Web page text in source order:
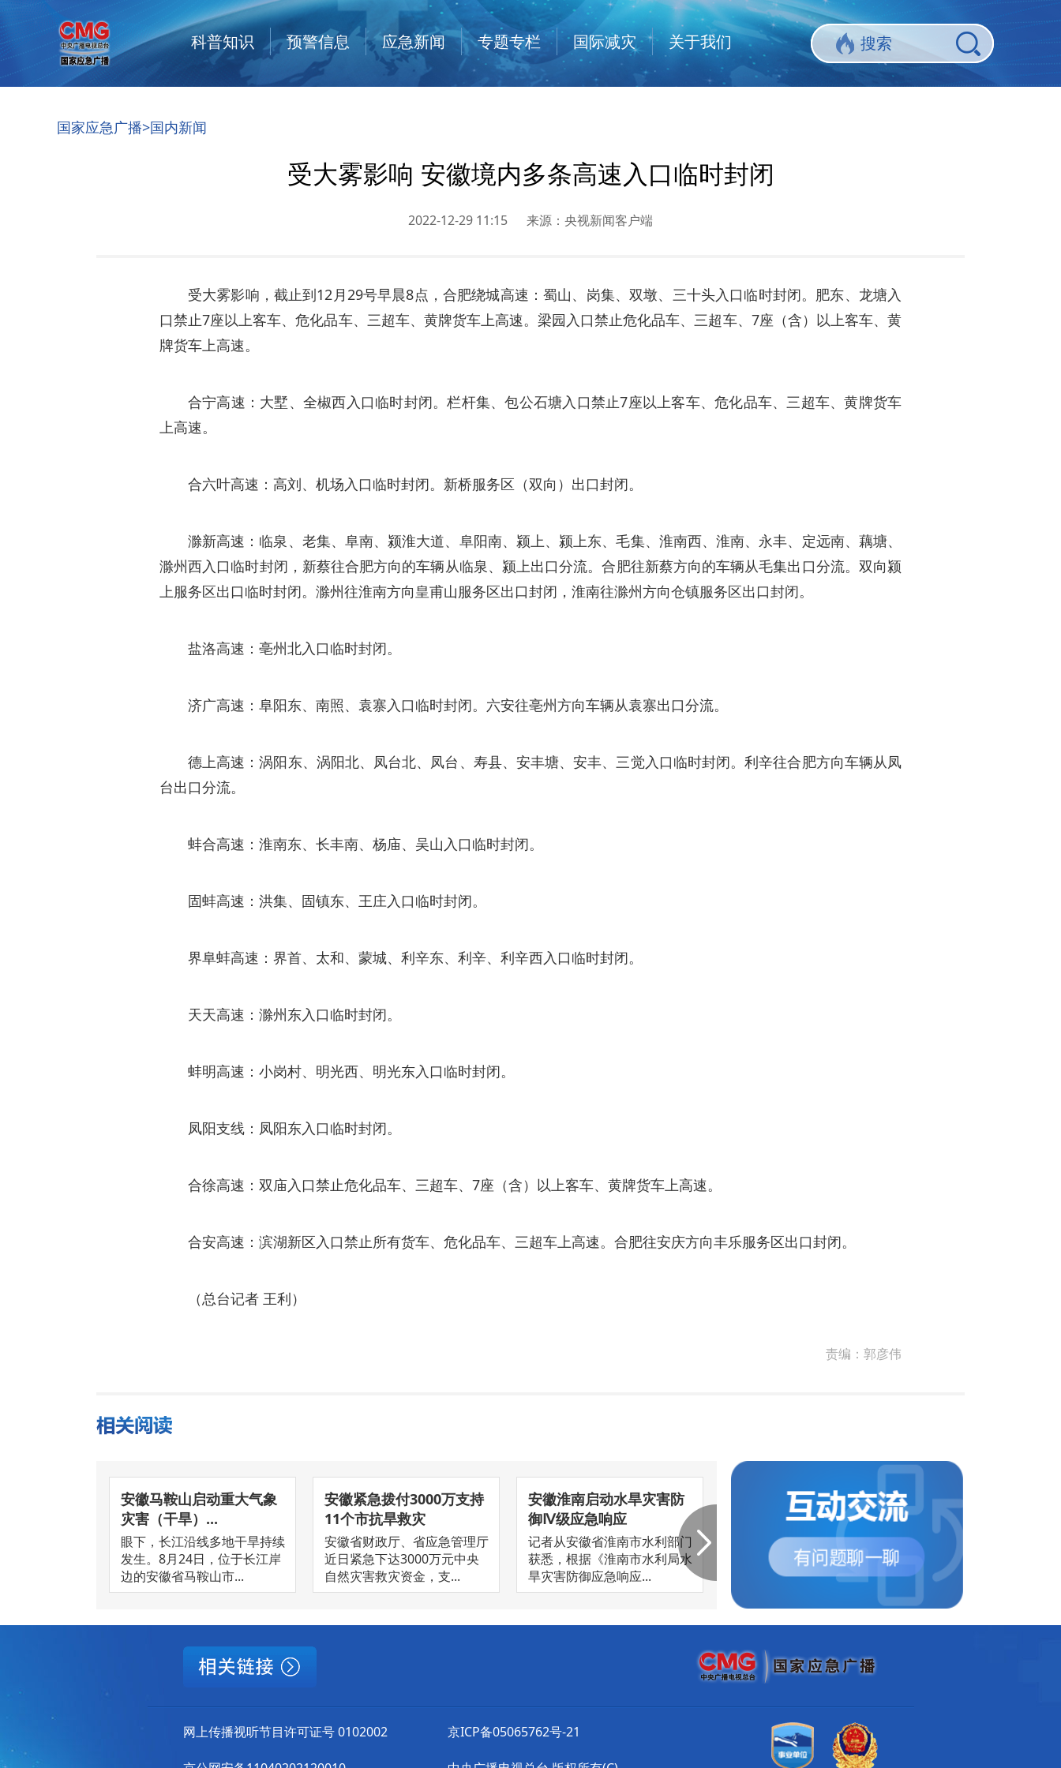
科普知识 预警信息 应急新闻 专题专栏 国际减灾 关于我们
国家应急广播>国内新闻
受大雾影响 安徽境内多条高速入口临时封闭
2022-12-29 11:15 来源： 央视新闻客户端
受大雾影响，截止到12月29号早晨8点，合肥绕城高速：蜀山、岗集、双墩、三十头入口临时封闭。肥东、龙塘入
口禁止7座以上客车、危化品车、三超车、黄牌货车上高速。梁园入口禁止危化品车、三超车、7座（含）以上客车、黄
牌货车上高速。
合宁高速：大墅、全椒西入口临时封闭。栏杆集、包公石塘入口禁止7座以上客车、危化品车、三超车、黄牌货车
上高速。
合六叶高速：高刘、机场入口临时封闭。新桥服务区（双向）出口封闭。
滁新高速：临泉、老集、阜南、颍淮大道、阜阳南、颍上、颍上东、毛集、淮南西、淮南、永丰、定远南、藕塘、
滁州西入口临时封闭，新蔡往合肥方向的车辆从临泉、颍上出口分流。合肥往新蔡方向的车辆从毛集出口分流。双向颍
上服务区出口临时封闭。滁州往淮南方向皇甫山服务区出口封闭，淮南往滁州方向仓镇服务区出口封闭。
盐洛高速：亳州北入口临时封闭。
济广高速：阜阳东、南照、袁寨入口临时封闭。六安往亳州方向车辆从袁寨出口分流。
德上高速：涡阳东、涡阳北、凤台北、凤台、寿县、安丰塘、安丰、三觉入口临时封闭。利辛往合肥方向车辆从凤
台出口分流。
蚌合高速：淮南东、长丰南、杨庙、吴山入口临时封闭。
固蚌高速：洪集、固镇东、王庄入口临时封闭。
界阜蚌高速：界首、太和、蒙城、利辛东、利辛、利辛西入口临时封闭。
天天高速：滁州东入口临时封闭。
蚌明高速：小岗村、明光西、明光东入口临时封闭。
凤阳支线：凤阳东入口临时封闭。
合徐高速：双庙入口禁止危化品车、三超车、7座（含）以上客车、黄牌货车上高速。
合安高速：滨湖新区入口禁止所有货车、危化品车、三超车上高速。合肥往安庆方向丰乐服务区出口封闭。
（总台记者 王利）
责编： 郭彦伟
安徽马鞍山启动重大气象
灾害（干旱）...
眼下，长江沿线多地干旱持续
发生。8月24日，位于长江岸
边的安徽省马鞍山市...
安徽紧急拨付3000万支持
11个市抗旱救灾
安徽省财政厅、省应急管理厅
近日紧急下达3000万元中央
自然灾害救灾资金，支...
安徽淮南启动水旱灾害防
御Ⅳ级应急响应
记者从安徽省淮南市水利部门
获悉，根据《淮南市水利局水
旱灾害防御应急响应...
安徽中度干旱面积2.5万平
方公里 以淮...
根据安徽省水文局的信息，安
徽省旱情仍在持续，土壤墒情
逐渐降低。 8月14日...
安徽启动重大气象
（高温）Ⅳ级应...
9—15日安徽省继续维
高温天气，全省最高气
网上传播视听节目许可证号 0102002 京ICP备05065762号-21